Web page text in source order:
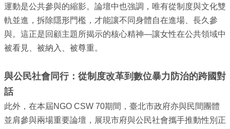
材
法
規
政
資
源
結
運動是公共參與的縮影。論壇中也強調，唯有從制度與文化雙
軌並進，拆除隱形門檻，才能讓不同身體自在進場、長久參
與。這正是回顧主題所揭示的核心精神—讓女性在公共領域中
被看見、被納入、被尊重。
與公民社會同行：從制度改革到數位暴力防治的跨國對
話
此外，在本屆NGO CSW 70期間，臺北市政府亦與民間團體
並肩參與兩場重要論壇，展現市府與公民社會攜手推動性別正